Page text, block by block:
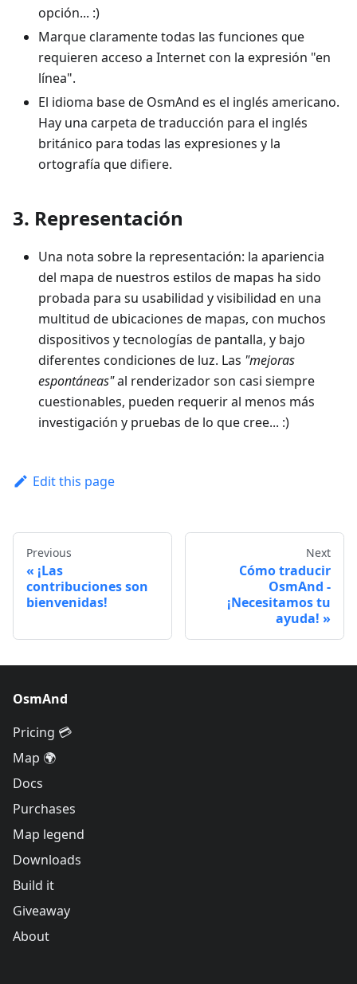
opción... :)
Marque claramente todas las funciones que
requieren acceso a Internet con la expresión "en
línea".
El idioma base de OsmAnd es el inglés americano.
Hay una carpeta de traducción para el inglés
británico para todas las expresiones y la
ortografía que difiere.
3. Representación
Una nota sobre la representación: la apariencia
del mapa de nuestros estilos de mapas ha sido
probada para su usabilidad y visibilidad en una
multitud de ubicaciones de mapas, con muchos
dispositivos y tecnologías de pantalla, y bajo
diferentes condiciones de luz. Las "mejoras
espontáneas"al renderizador son casi siempre
cuestionables, pueden requerir al menos más
investigación y pruebas de lo que cree... :)
Edit this page
Previous
¡Las
contribuciones son
bienvenidas!
Next
Cómo traducir
OsmAnd -
¡Necesitamos tu
ayuda!
OsmAnd
Pricing 💳
Map 🌍
Docs
Purchases
Map legend
Downloads
Build it
Giveaway
About